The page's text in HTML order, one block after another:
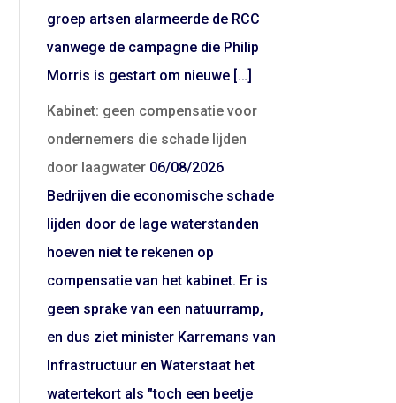
groep artsen alarmeerde de RCC
vanwege de campagne die Philip
Morris is gestart om nieuwe […]
Kabinet: geen compensatie voor
ondernemers die schade lijden
door laagwater 06/08/2026
Bedrijven die economische schade
lijden door de lage waterstanden
hoeven niet te rekenen op
compensatie van het kabinet. Er is
geen sprake van een natuurramp,
en dus ziet minister Karremans van
Infrastructuur en Waterstaat het
watertekort als "toch een beetje